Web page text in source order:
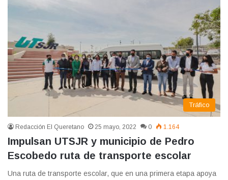
Tráfico
Redacción El Queretano 25 mayo, 2022 0 1.164
Impulsan UTSJR y municipio de Pedro
Escobedo ruta de transporte escolar
Una ruta de transporte escolar, que en una primera etapa apoya